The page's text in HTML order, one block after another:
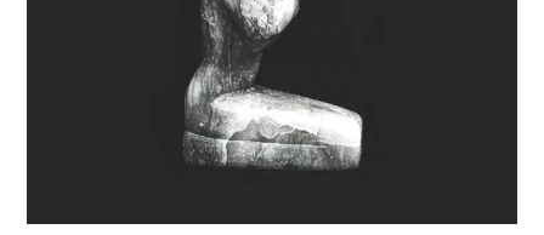
BIBLIQUE
ENGAGEMENTS & SOCIÉTÉ
MUSIQUE & DANSE
VIE & SENTIMENTS
VISAGES